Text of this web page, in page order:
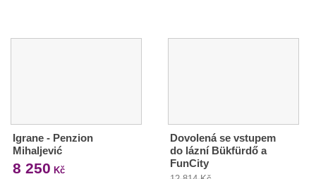
Igrane - Penzion
Mihaljević
8 250 Kč
Dovolená se vstupem
do lázní Bükfürdő a
FunCity